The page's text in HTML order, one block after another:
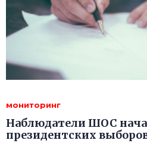
мониторинг
Наблюдатели ШОС
президентских